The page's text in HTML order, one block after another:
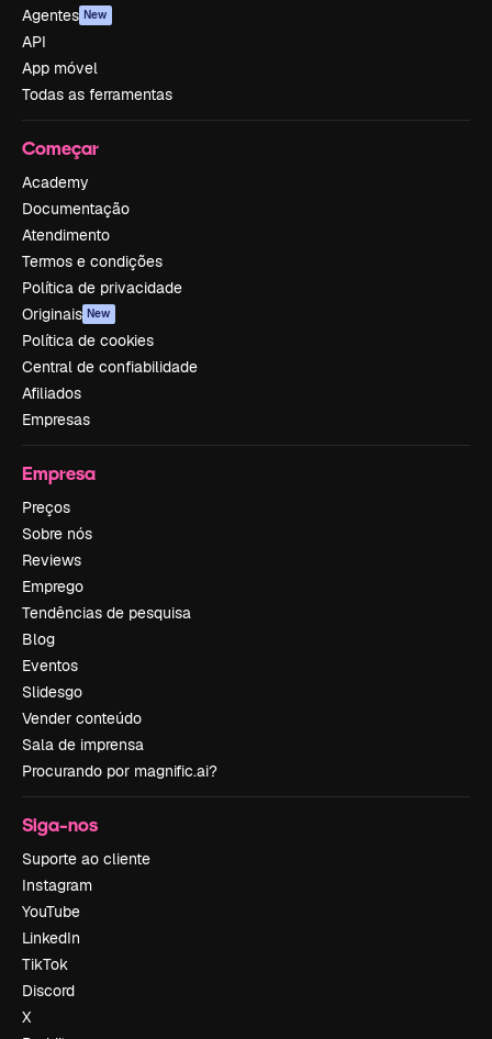
Agentes New
API
App móvel
Todas as ferramentas
Começar
Academy
Documentação
Atendimento
Termos e condições
Política de privacidade
Originais New
Política de cookies
Central de confiabilidade
Afiliados
Empresas
Empresa
Preços
Sobre nós
Reviews
Emprego
Tendências de pesquisa
Blog
Eventos
Slidesgo
Vender conteúdo
Sala de imprensa
Procurando por magnific.ai?
Siga-nos
Suporte ao cliente
Instagram
YouTube
LinkedIn
TikTok
Discord
X